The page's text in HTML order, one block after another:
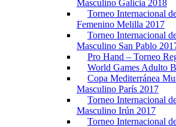
Masculino Galicia 2018
Torneo Internacional
Femenino Melilla 2017
Torneo Internacional
Masculino San Pablo
Pro Hand – Torneo
World Games Adulto
Copa Mediterránea
Masculino París 2017
Torneo Internacional
Masculino Irún 2017
Torneo Internacional